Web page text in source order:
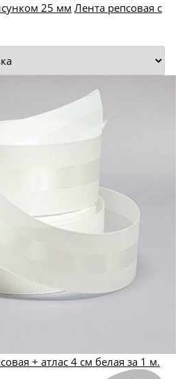
25 мм Лента репсовая с
+ атлас 4 см белая за 1 м.